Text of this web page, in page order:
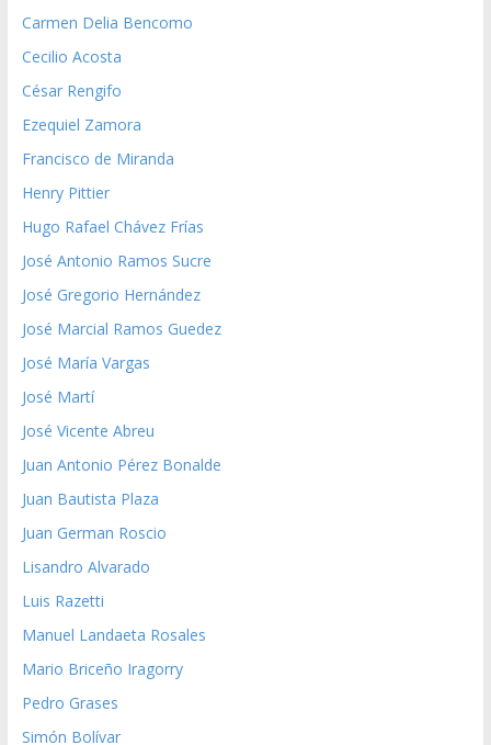
Carmen Delia Bencomo
Cecilio Acosta
César Rengifo
Ezequiel Zamora
Francisco de Miranda
Henry Pittier
Hugo Rafael Chávez Frías
José Antonio Ramos Sucre
José Gregorio Hernández
José Marcial Ramos Guedez
José María Vargas
José Martí
José Vicente Abreu
Juan Antonio Pérez Bonalde
Juan Bautista Plaza
Juan German Roscio
Lisandro Alvarado
Luis Razetti
Manuel Landaeta Rosales
Mario Briceño Iragorry
Pedro Grases
Simón Bolívar